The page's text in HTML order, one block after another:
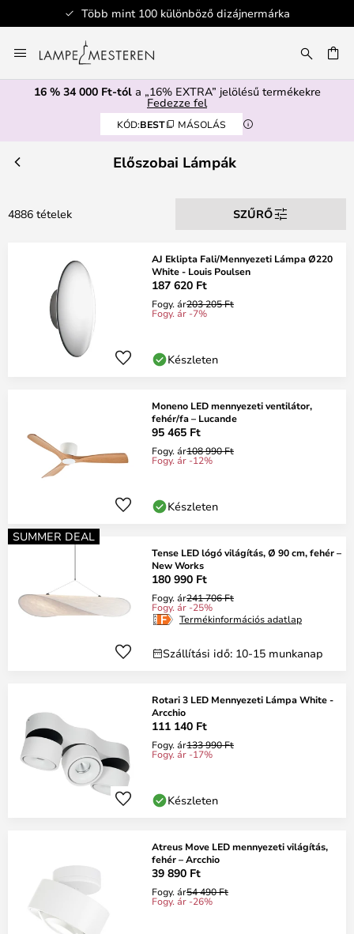
Biztonságos fizetés
a
tartalomhoz
16 % 34 000 Ft-tóla „16% EXTRA” jelölésű termékekre
Fedezze fel
KÓD:BEST MÁSOLÁS
Előszobai Lámpák
4886 tételek SZŰRŐ
AJ Eklipta Fali/Mennyezeti Lámpa Ø220
White - Louis Poulsen
187 620 Ft
Fogy. ár203 205 Ft
Fogy. ár -7%
Készleten
Moneno LED mennyezeti ventilátor,
fehér/fa – Lucande
95 465 Ft
Fogy. ár108 990 Ft
Fogy. ár -12%
Készleten
SUMMER DEAL
Tense LED lógó világítás, Ø 90 cm, fehér –
New Works
180 990 Ft
Fogy. ár241 706 Ft
Fogy. ár -25%
Termékinformációs adatlap
Szállítási idő: 10-15 munkanap
Rotari 3 LED Mennyezeti Lámpa White -
Arcchio
111 140 Ft
Fogy. ár133 990 Ft
Fogy. ár -17%
Készleten
Atreus Move LED mennyezeti világítás,
fehér – Arcchio
39 890 Ft
Fogy. ár54 490 Ft
Fogy. ár -26%